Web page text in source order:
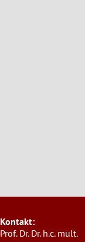
Kontakt:
Prof. Dr. Dr. h.c. mult.